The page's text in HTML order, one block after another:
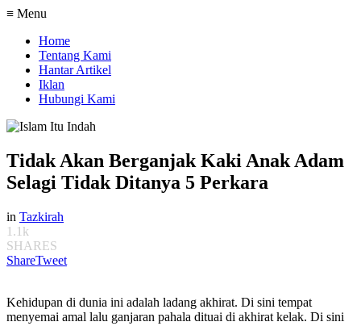
≡ Menu
Home
Tentang Kami
Hantar Artikel
Iklan
Hubungi Kami
Tidak Akan Berganjak Kaki Anak Adam
Selagi Tidak Ditanya 5 Perkara
in Tazkirah
1.1k
SHARES
ShareTweet
Kehidupan di dunia ini adalah ladang akhirat. Di sini tempat
menyemai amal lalu ganjaran pahala dituai di akhirat kelak. Di sini